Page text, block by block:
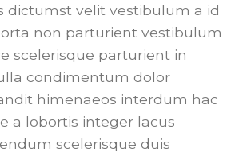
dictumst velit vestibulum a id
non parturient vestibulum
scelerisque parturient in
condimentum dolor
himenaeos interdum hac
a lobortis integer lacus
scelerisque duis